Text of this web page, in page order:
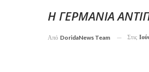
Η ΓΕΡΜΑΝΙΑ
Από DoridaNews Team Στις